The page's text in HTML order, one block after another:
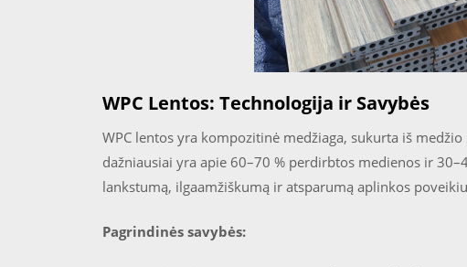
WPC Lentos: Technologija ir Savybės
WPC lentos yra kompozitinė medžiaga, sukurta iš
dažniausiai yra apie 60–70 % perdirbtos medienos ir
lankstumą, ilgaamžiškumą ir atsparumą aplinkos
Pagrindinės savybės: